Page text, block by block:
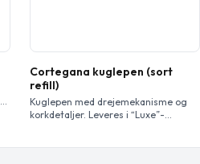
Cortegana kuglepen (sort
refill)
Kuglepen med drejemekanisme og
korkdetaljer. Leveres i “Luxe”-